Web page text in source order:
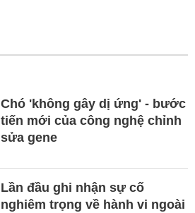
Chó 'không gây dị ứng' - bước
tiến mới của công nghệ chỉnh
sửa gene
Lần đầu ghi nhận sự cố
nghiêm trọng về hành vi ngoài